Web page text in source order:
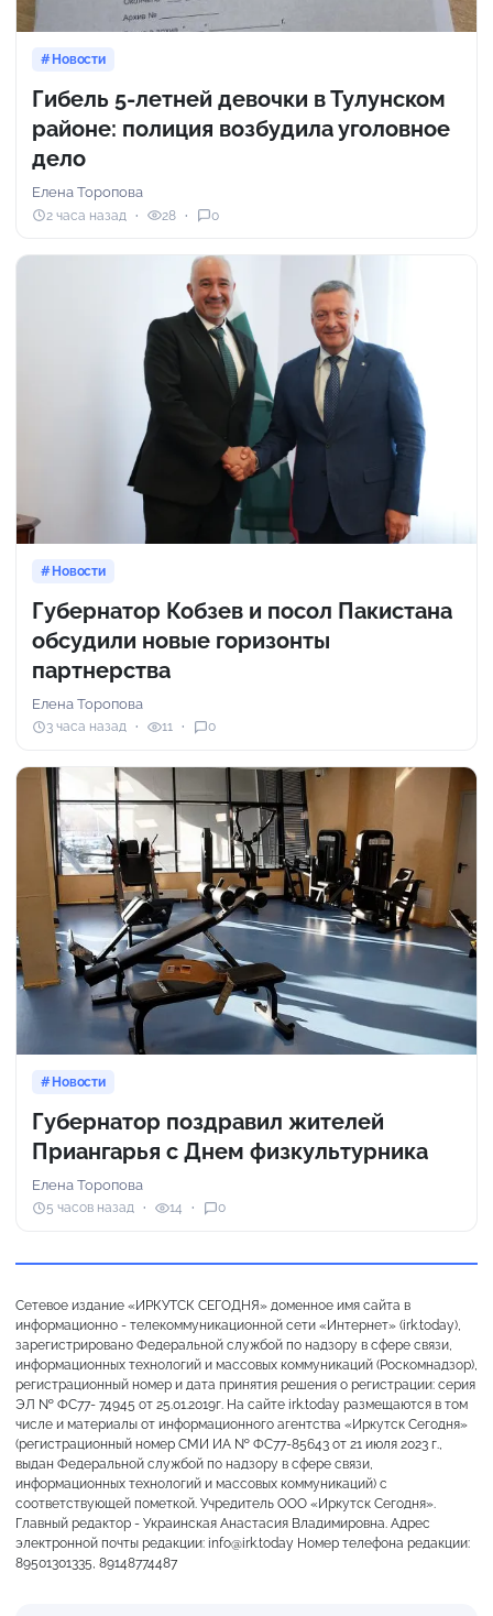
Новости
Гибель 5-летней девочки в Тулунском
районе: полиция возбудила уголовное
дело
Елена Торопова
2 часа назад 28 0
Новости
Губернатор Кобзев и посол Пакистана
обсудили новые горизонты
партнерства
Елена Торопова
3 часа назад 11 0
Новости
Губернатор поздравил жителей
Приангарья с Днем физкультурника
Елена Торопова
5 часов назад 14 0
Сетевое издание «ИРКУТСК СЕГОДНЯ» доменное имя сайта в
информационно - телекоммуникационной сети «Интернет» (irk.today),
зарегистрировано Федеральной службой по надзору в сфере связи,
информационных технологий и массовых коммуникаций (Роскомнадзор),
регистрационный номер и дата принятия решения о регистрации: серия
ЭЛ № ФС77- 74945 от 25.01.2019г. На сайте irk.today размещаются в том
числе и материалы от информационного агентства «Иркутск Сегодня»
(регистрационный номер СМИ ИА № ФС77-85643 от 21 июля 2023 г.,
выдан Федеральной службой по надзору в сфере связи,
информационных технологий и массовых коммуникаций) с
соответствующей пометкой. Учредитель ООО «Иркутск Сегодня».
Главный редактор - Украинская Анастасия Владимировна. Адрес
электронной почты редакции: info@irk.today Номер телефона редакции:
89501301335, 89148774487